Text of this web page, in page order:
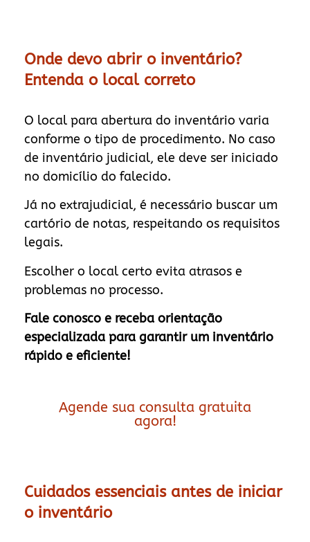
Onde devo abrir o inventário?
Entenda o local correto
O local para abertura do inventário varia
conforme o tipo de procedimento. No caso
de inventário judicial, ele deve ser iniciado
no domicílio do falecido.
Já no extrajudicial, é necessário buscar um
cartório de notas, respeitando os requisitos
legais.
Escolher o local certo evita atrasos e
problemas no processo.
Fale conosco e receba orientação
especializada para garantir um inventário
rápido e eficiente!
Agende sua consulta gratuita
agora!
Cuidados essenciais antes de iniciar
o inventário